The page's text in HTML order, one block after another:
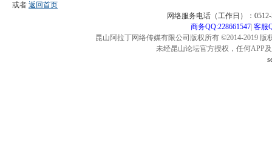
或者 返回首页
网络服务电话（工作日）：
商务QQ:228661547| 客服
昆山阿拉丁网络传媒有限公司版权所有 ©2014-2019
未经昆山论坛官方授权，任何APP